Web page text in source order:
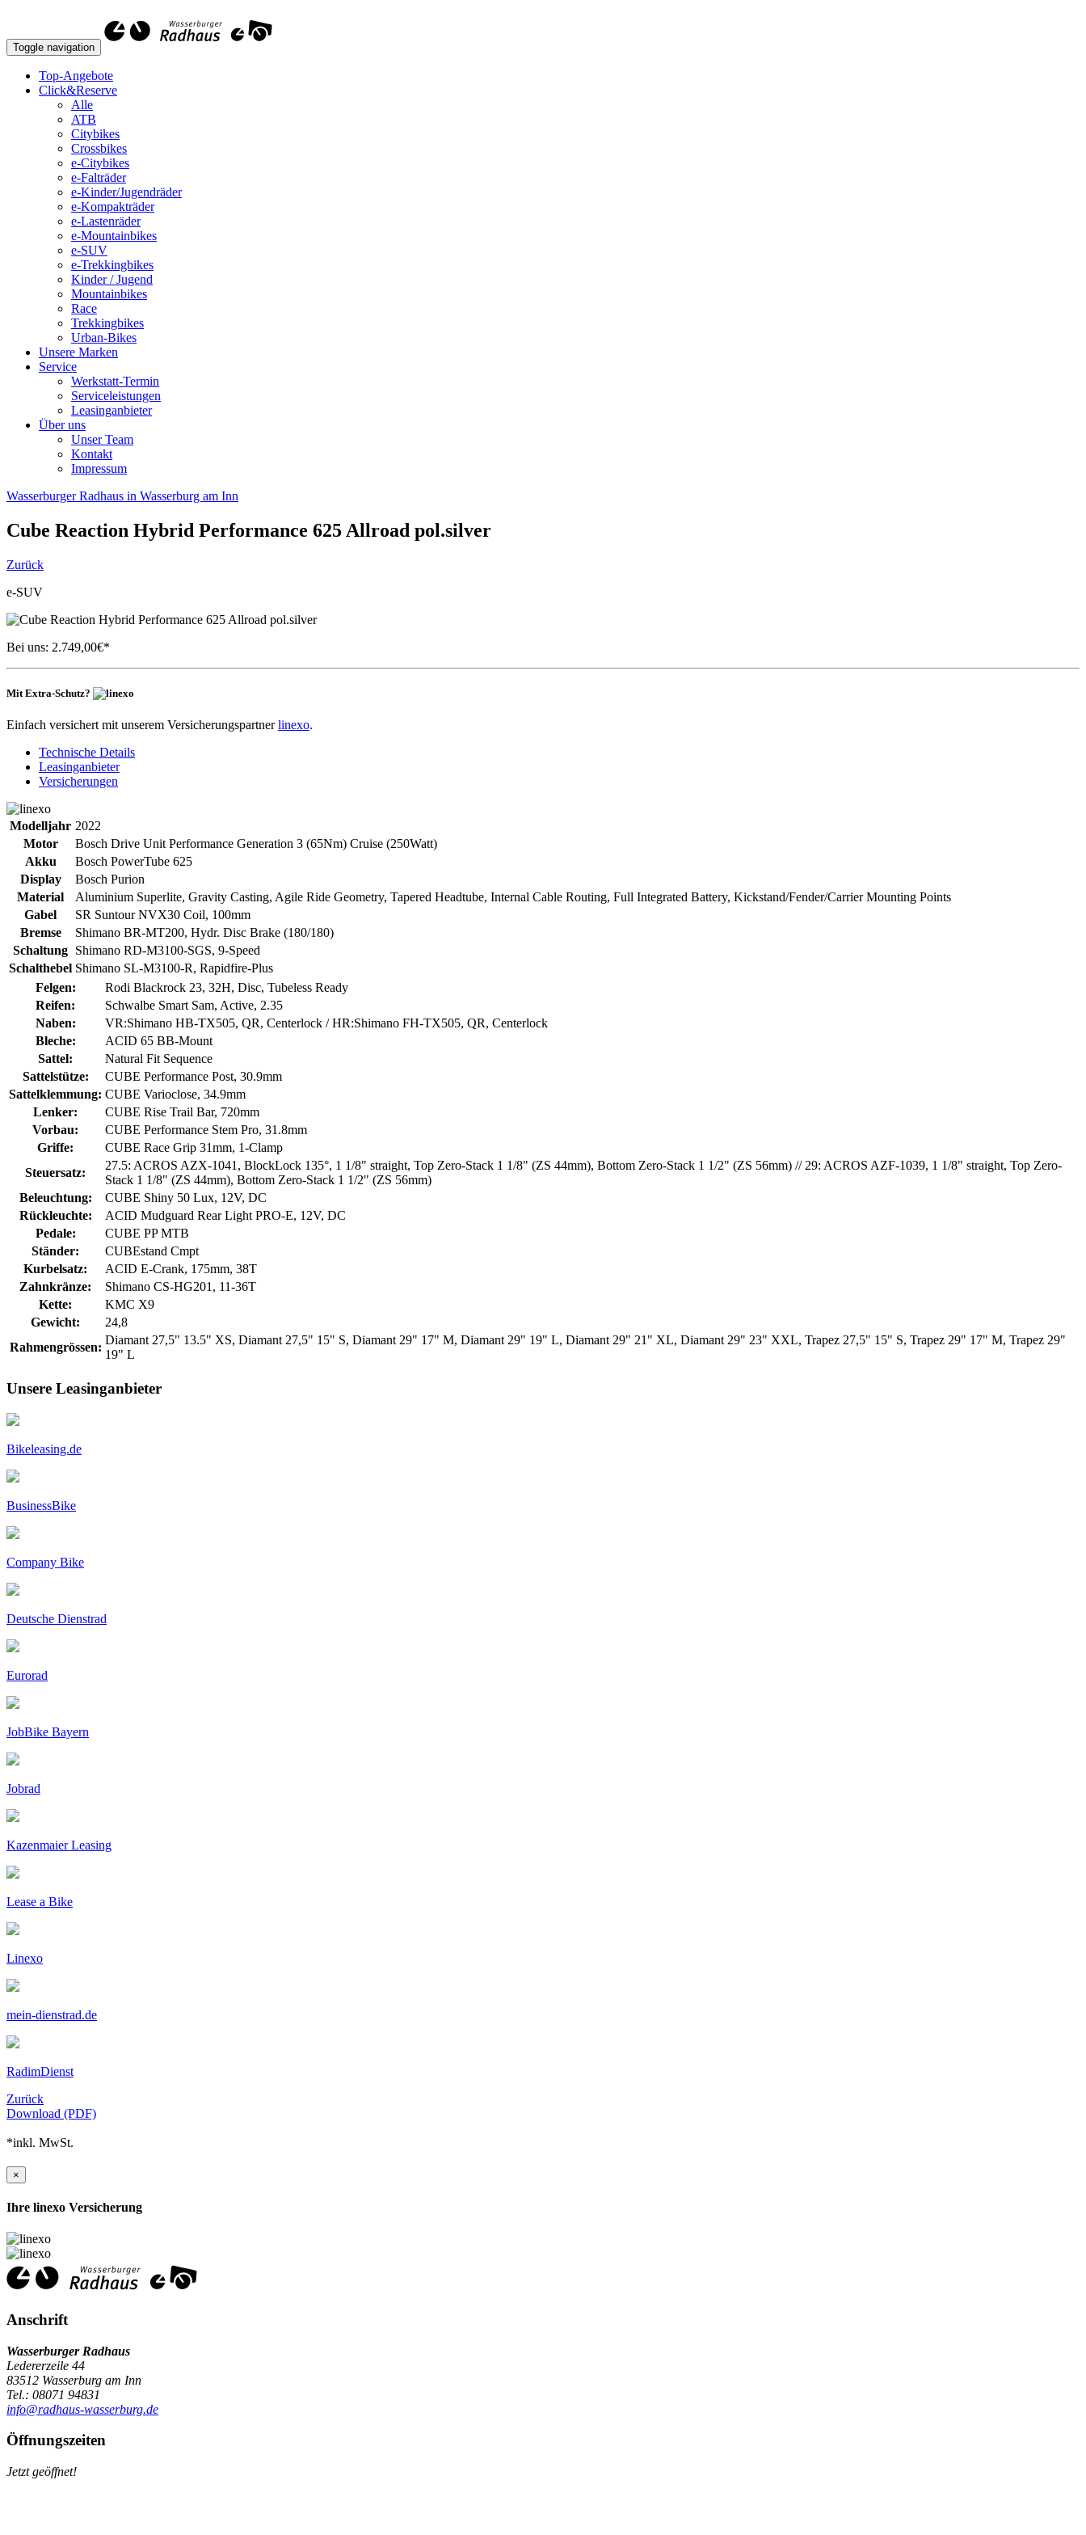
Toggle navigation
Top-Angebote
Click&Reserve
Alle
ATB
Citybikes
Crossbikes
e-Citybikes
e-Falträder
e-Kinder/Jugendräder
e-Kompakträder
e-Lastenräder
e-Mountainbikes
e-SUV
e-Trekkingbikes
Kinder / Jugend
Mountainbikes
Race
Trekkingbikes
Urban-Bikes
Unsere Marken
Service
Werkstatt-Termin
Serviceleistungen
Leasinganbieter
Über uns
Unser Team
Kontakt
Impressum
Wasserburger Radhaus in Wasserburg am Inn
Cube Reaction Hybrid Performance 625 Allroad pol.silver
Zurück
e-SUV
Bei uns: 2.749,00€*
Mit Extra-Schutz?
Einfach versichert mit unserem Versicherungspartnerlinexo.
Technische Details
Leasinganbieter
Versicherungen
Modelljahr 2022
Motor
Bosch Drive Unit Performance Generation 3 (65Nm) Cruise (250Watt)
Akku
Bosch PowerTube 625
Display
Bosch Purion
Material
Aluminium Superlite, Gravity Casting, Agile Ride Geometry, Tapered Headtube, Internal Cable Routing, Full Integrated Battery, Kickstand/Fender/Carrier Mounting Points
Gabel
SR Suntour NVX30 Coil, 100mm
Bremse
Shimano BR-MT200, Hydr. Disc Brake (180/180)
Schaltung Shimano RD-M3100-SGS, 9-Speed
Schalthebel Shimano SL-M3100-R, Rapidfire-Plus
Felgen:
Rodi Blackrock 23, 32H, Disc, Tubeless Ready
Reifen:
Schwalbe Smart Sam, Active, 2.35
Naben:
VR:Shimano HB-TX505, QR, Centerlock / HR:Shimano FH-TX505, QR, Centerlock
Bleche:
ACID 65 BB-Mount
Sattel:
Natural Fit Sequence
Sattelstütze:
CUBE Performance Post, 30.9mm
Sattelklemmung: CUBE Varioclose, 34.9mm
Lenker:
CUBE Rise Trail Bar, 720mm
Vorbau:
CUBE Performance Stem Pro, 31.8mm
Griffe:
CUBE Race Grip 31mm, 1-Clamp
Steuersatz:
27.5: ACROS AZX-1041, BlockLock 135°, 1 1/8" straight, Top Zero-Stack 1 1/8" (ZS 44mm), Bottom Zero-Stack 1 1/2" (ZS 56mm) // 29: ACROS AZF-1039, 1 1/8" straight, Top Zero-
Stack 1 1/8" (ZS 44mm), Bottom Zero-Stack 1 1/2" (ZS 56mm)
Beleuchtung:
CUBE Shiny 50 Lux, 12V, DC
Rückleuchte:
ACID Mudguard Rear Light PRO-E, 12V, DC
Pedale:
CUBE PP MTB
Ständer:
CUBEstand Cmpt
Kurbelsatz:
ACID E-Crank, 175mm, 38T
Zahnkränze:
Shimano CS-HG201, 11-36T
Kette:
KMC X9
Gewicht:
24,8
Rahmengrössen:
Diamant 27,5" 13.5" XS, Diamant 27,5" 15" S, Diamant 29" 17" M, Diamant 29" 19" L, Diamant 29" 21" XL, Diamant 29" 23" XXL, Trapez 27,5" 15" S, Trapez 29" 17" M, Trapez 29"
19" L
Unsere Leasinganbieter
Bikeleasing.de
BusinessBike
Company Bike
Deutsche Dienstrad
Eurorad
JobBike Bayern
Jobrad
Kazenmaier Leasing
Lease a Bike
Linexo
mein-dienstrad.de
RadimDienst
Zurück
Download (PDF)
*inkl. MwSt.
×
Ihre linexo Versicherung
Anschrift
Wasserburger Radhaus
Ledererzeile 44
83512 Wasserburg am Inn
Tel.: 08071 94831
info@radhaus-wasserburg.de
Öffnungszeiten
Jetzt geöffnet!